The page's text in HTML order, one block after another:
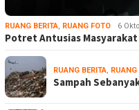
RUANG BERITA, RUANG FOTO 6
Potret Antusias
RUANG BERITA,
Sampah